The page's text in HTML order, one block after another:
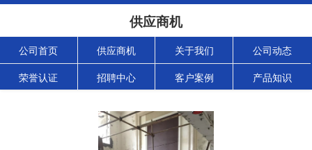
供应商机
公司首页 供应商机 关于我们 公司动态
荣誉认证 招聘中心 客户案例 产品知识